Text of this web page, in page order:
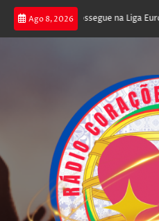
Ago 8, 2026
poker e prossegue na Liga Europa